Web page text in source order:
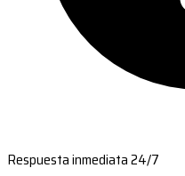
Respuesta inmediata 24/7